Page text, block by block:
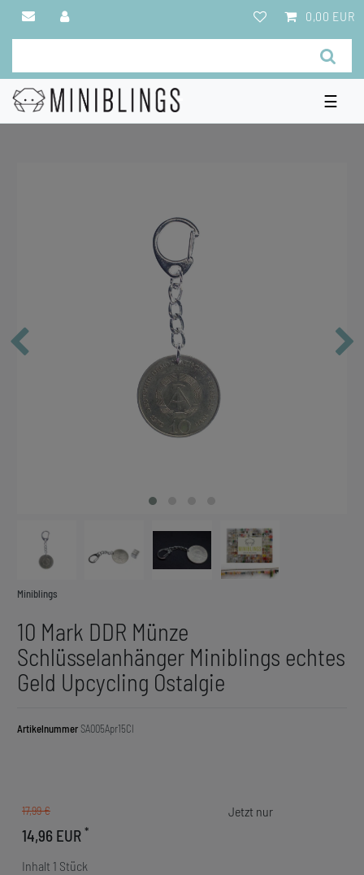
0,00 EUR
☰
Miniblings
10 Mark DDR Münze
Schlüsselanhänger Miniblings echtes
Geld Upcycling Ostalgie
ArtikelnummerSA005Apr15Cl
17,99 €
14,96 EUR *
Inhalt 1 Stück